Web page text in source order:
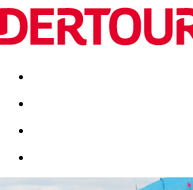
Destinatii Vacanta perfecta